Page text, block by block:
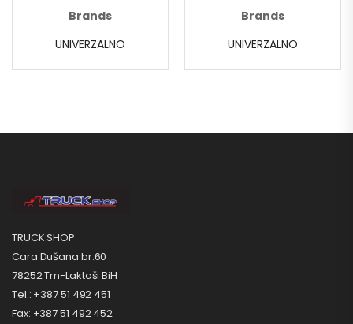
Brands
UNIVERZALNO
Brands
UNIVERZALNO
TRUCK SHOP
Cara Dušana br.60
78252 Trn-Laktaši BiH
Tel.: +387 51 492 451
Fax: +387 51 492 452